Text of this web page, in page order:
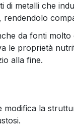
metalli che
da fonti
le proprietà
alla fine.
la